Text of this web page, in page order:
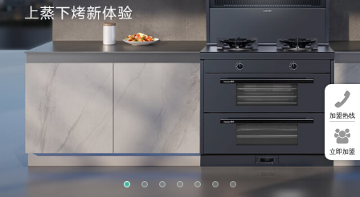
加盟热线
立即加盟